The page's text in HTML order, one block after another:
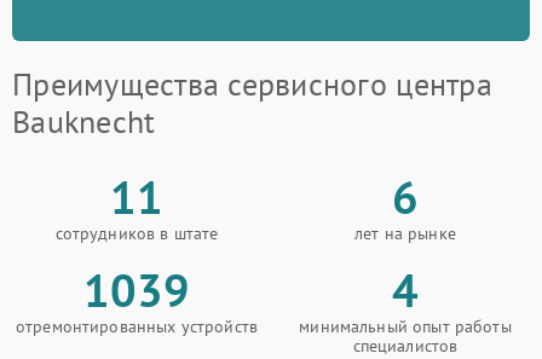
Преимущества сервисного центра
Bauknecht
11
сотрудников в штате
6
лет на рынке
1039
отремонтированных устройств
4
минимальный опыт работы
специалистов